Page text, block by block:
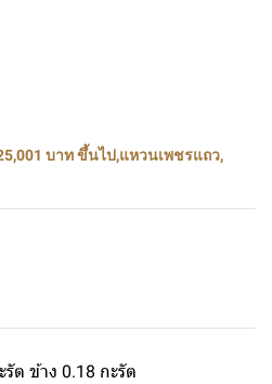
บาท ขึ้นไป,แหวนเพชรแถว,
รัต ข้าง 0.18 กะรัต